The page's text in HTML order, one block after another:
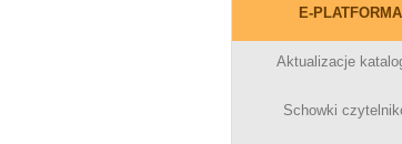
E-PLATFORMA
Aktualizacje
Schowki